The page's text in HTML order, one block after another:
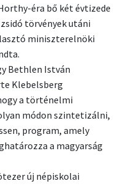
éra bő két évtizede
törvények utáni
miniszterelnöki
Bethlen István
Klebelsberg
a történelmi
módon szintetizálni,
program, amely
a magyarság
új népiskolai